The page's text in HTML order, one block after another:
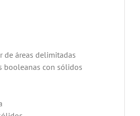
de áreas delimitadas
booleanas con sólidos